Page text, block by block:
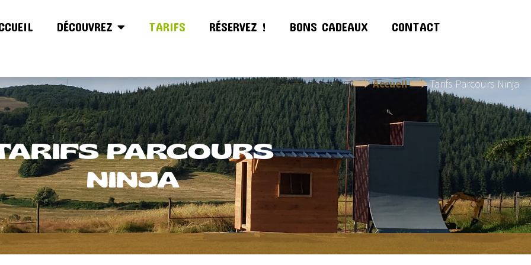
DÉCOUVREZ TARIFS RÉSERVEZ ! BONS CADEAUX CONTACT
Accueil Tarifs Parcours Ninja
PARCOURS
NINJA